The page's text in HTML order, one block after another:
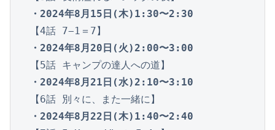
・2024年8月15日(木)1:30〜2:30
・2024年8月20日(火)2:00〜3:00
・2024年8月21日(水)2:10〜3:10
・2024年8月22日(木)1:40〜2:40